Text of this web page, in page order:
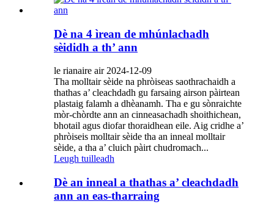
Dè na 4 ìrean de mhúnlachadh
sèididh a th’ ann
le rianaire air 2024-12-09
Tha molltair sèide na phròiseas saothrachaidh a
thathas a’ cleachdadh gu farsaing airson pàirtean
plastaig falamh a dhèanamh. Tha e gu sònraichte
mòr-chòrdte ann an cinneasachadh shoithichean,
bhotail agus diofar thoraidhean eile. Aig cridhe a’
phròiseis molltair sèide tha an inneal molltair
sèide, a tha a’ cluich pàirt chudromach...
Leugh tuilleadh
Dè an inneal a thathas a’ cleachdadh
ann an eas-tharraing